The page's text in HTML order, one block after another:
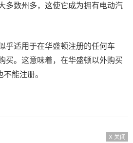
多数州多，这使它成为拥有电动汽
乎适用于在华盛顿注册的任何车
买。这意味着，在华盛顿以外购买
能注册。
X 关闭